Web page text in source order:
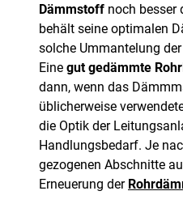
Dämmstoff noch besser
behält seine optimalen
solche Ummantelung
Eine gut gedämmte
dann, wenn das
üblicherweise
die Optik der
Handlungsbedarf. Je
gezogenen Abschnitte
Erneuerung der